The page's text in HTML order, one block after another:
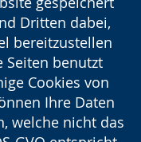
Dritten dabei,
bereitzustellen
Seiten benutzt
Cookies von
Ihre Daten
welche nicht das